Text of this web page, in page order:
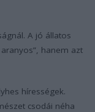
A jó állatos
hanem azt
hírességek.
csodái néha